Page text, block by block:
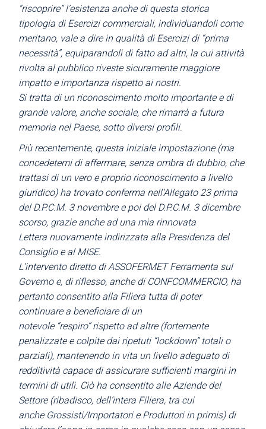
“riscoprire”l’esistenza anche di questa storica
tipologia di Esercizi commerciali, individuandoli come
meritano, vale a dire in qualità di Esercizi di “prima
necessità”, equiparandoli di fatto adaltri, la cui attività
rivolta al pubblico riveste sicuramente maggiore
impatto e importanza rispetto ai nostri.
Si tratta di un riconoscimento molto importante e di
grande valore, anche sociale, che rimarrà a futura
memoria nel Paese, sotto diversi profili.
Più recentemente, questa iniziale impostazione (ma
concedetemi di affermare, senza ombra di dubbio, che
trattasi di un vero e proprio riconoscimento a livello
giuridico) ha trovato conferma nell’Allegato 23 prima
del D.P.C.M. 3 novembre e poi del D.P.C.M. 3 dicembre
scorso, grazie anche ad una mia rinnovata
Lettera nuovamente indirizzata alla Presidenza del
Consiglio e al MISE.
L’intervento diretto di ASSOFERMET Ferramenta sul
Governo e, di riflesso, anche di CONFCOMMERCIO, ha
pertanto consentito alla Filiera tutta di poter
continuare a beneficiare di un
notevole “respiro” rispetto ad altre (fortemente
penalizzate e colpite dai ripetuti “lockdown” totali o
parziali), mantenendo in vita un livello adeguato di
redditività capace di assicurare sufficienti margini in
termini di utili. Ciò ha consentito alle Aziende del
Settore (ribadisco, dell’intera Filiera, tra cui
anche Grossisti/Importatori e Produttori in primis) di